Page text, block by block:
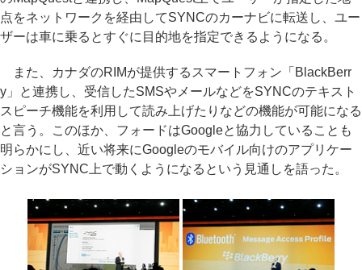
点をネットワークを経由してSYNCのカーナビに転送し、ユー
ザーは車に乗るとすぐに目的地を指定できるようになる。
また、カナダのRIMが提供するスマートフォン「BlackBerr
y」と連携し、受信したSMSやメールなどをSYNCのテキスト
スピーチ機能を利用して読み上げたりなどの機能が可能になる
と言う。このほか、フォードはGoogleと協力していることも
明らかにし、近い将来にGoogleのモバイル向けのアプリケー
ションがSYNC上で動くようになるという見通しを語った。